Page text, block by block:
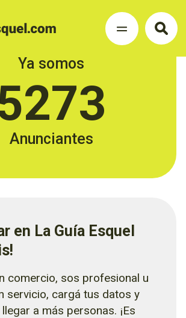
Ya somos
Anunciantes
en La Guía Esquel
comercio, sos profesional u
servicio, cargá tus datos y
a más personas. ¡Es